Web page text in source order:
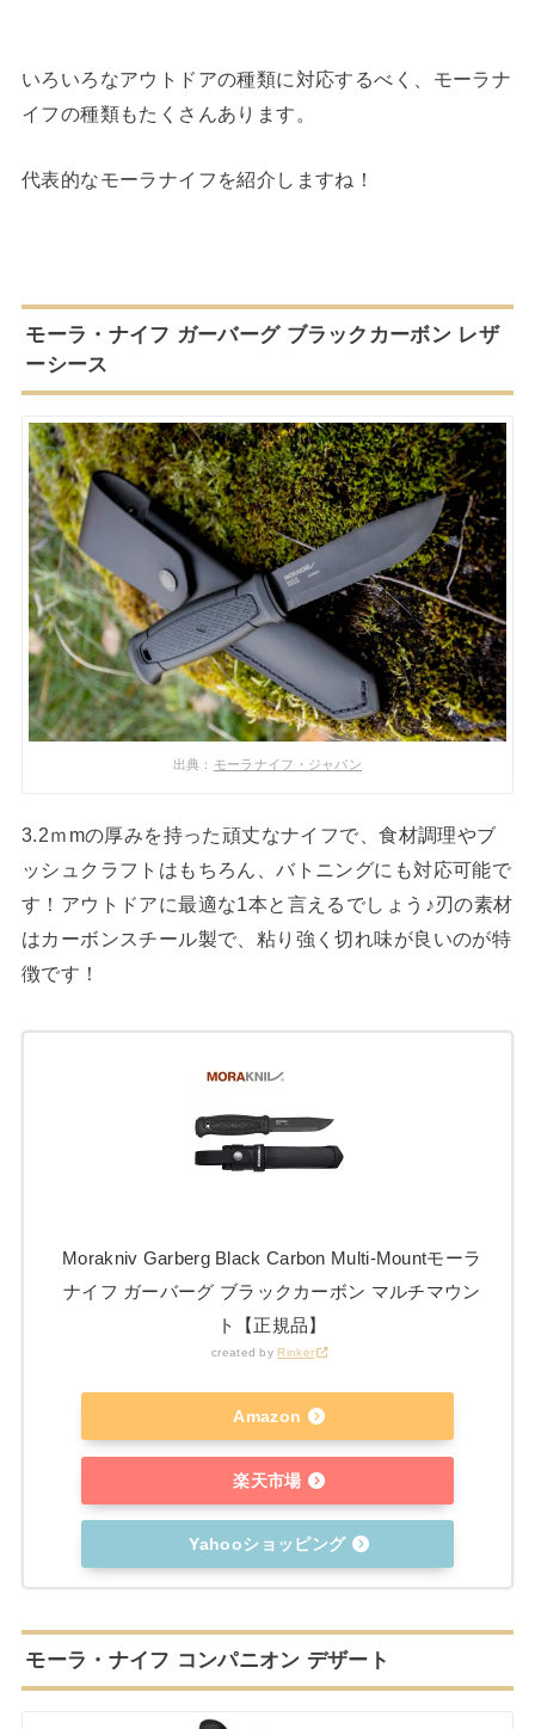
いろいろなアウトドアの種類に対応するべく、モーラナ
イフの種類もたくさんあります。
代表的なモーラナイフを紹介しますね！
モーラ・ナイフ ガーバーグ ブラックカーボン レザ
ーシース
出典： モーラナイフ・ジャパン
3.2ｍmの厚みを持った頑丈なナイフで、食材調理やブ
ッシュクラフトはもちろん、バトニングにも対応可能で
す！アウトドアに最適な1本と言えるでしょう♪刃の素材
はカーボンスチール製で、粘り強く切れ味が良いのが特
徴です！
Morakniv Garberg Black Carbon Multi-Mountモーラ
ナイフ ガーバーグ ブラックカーボン マルチマウン
ト【正規品】
created by Rinker
Amazon
楽天市場
Yahooショッピング
モーラ・ナイフ コンパニオン デザート